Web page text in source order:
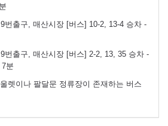
번출구, 매산시장 [버스] 10-2, 13-4 승차 -
번출구, 매산시장 [버스] 2-2, 13, 35 승차 -
분
렛이나 팔달문 정류장이 존재하는 버스